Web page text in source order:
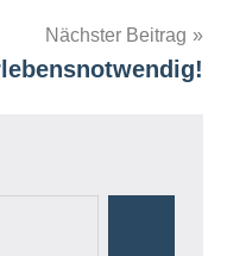
Nächster Beitrag